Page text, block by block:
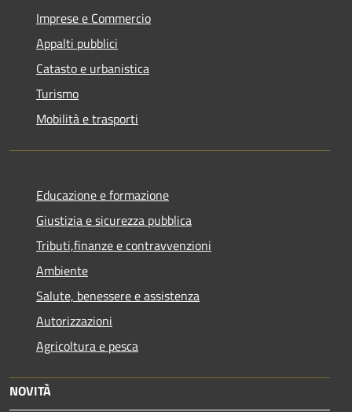
Imprese e Commercio
Appalti pubblici
Catasto e urbanistica
Turismo
Mobilità e trasporti
Educazione e formazione
Giustizia e sicurezza pubblica
Tributi,finanze e contravvenzioni
Ambiente
Salute, benessere e assistenza
Autorizzazioni
Agricoltura e pesca
NOVITÀ